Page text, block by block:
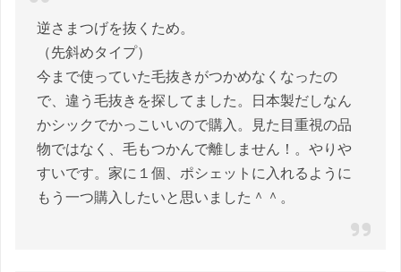
逆さまつげを抜くため。
（先斜めタイプ）
今まで使っていた毛抜きがつかめなくなったの
で、違う毛抜きを探してました。日本製だしなん
かシックでかっこいいので購入。見た目重視の品
物ではなく、毛もつかんで離しません！。やりや
すいです。家に１個、ポシェットに入れるように
もう一つ購入したいと思いました＾＾。